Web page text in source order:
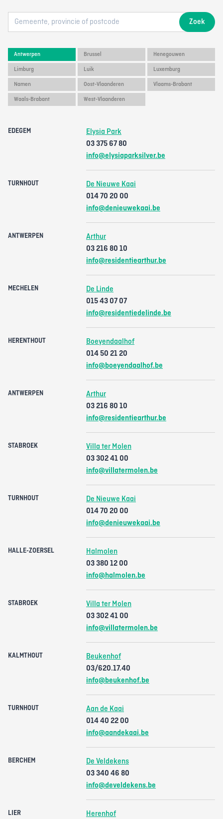
Zoek
Antwerpen Brussel Henegouwen
Limburg Luik Luxemburg
Namen Oost-Vlaanderen Vlaams-Brabant
Waals-Brabant West-Vlaanderen
EDEGEM
Elysia Park
03 375 67 80
info@elysiaparksilver.be
TURNHOUT
De Nieuwe Kaai
014 70 20 00
info@denieuwekaai.be
ANTWERPEN
Arthur
03 216 80 10
info@residentiearthur.be
MECHELEN
De Linde
015 43 07 07
info@residentiedelinde.be
HERENTHOUT
Boeyendaalhof
014 50 21 20
info@boeyendaalhof.be
ANTWERPEN
Arthur
03 216 80 10
info@residentiearthur.be
STABROEK
Villa ter Molen
03 302 41 00
info@villatermolen.be
TURNHOUT
De Nieuwe Kaai
014 70 20 00
info@denieuwekaai.be
HALLE-ZOERSEL
Halmolen
03 380 12 00
info@halmolen.be
STABROEK
Villa ter Molen
03 302 41 00
info@villatermolen.be
KALMTHOUT
Beukenhof
03/620.17.40
info@beukenhof.be
TURNHOUT
Aan de Kaai
014 40 22 00
info@aandekaai.be
BERCHEM
De Veldekens
03 340 46 80
info@develdekens.be
LIER Herenhof